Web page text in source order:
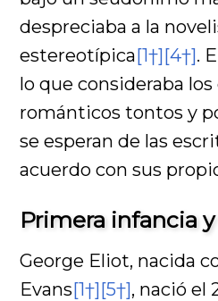
despreciaba a la
estereotípica[1†][4†].
lo que consideraba
románticos tontos y
se esperan de las
acuerdo con sus
Primera infancia
George Eliot, nacida
Evans[1†][5†], nació el